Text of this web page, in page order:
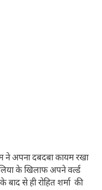
ने अपना दबदबा कायम रखा
के खिलाफ अपने वर्ल्ड
से ही रोहित शर्मा की